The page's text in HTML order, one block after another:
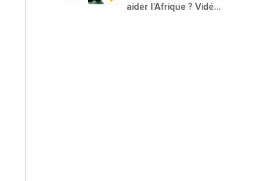
aider l’Afrique ? Vidéo